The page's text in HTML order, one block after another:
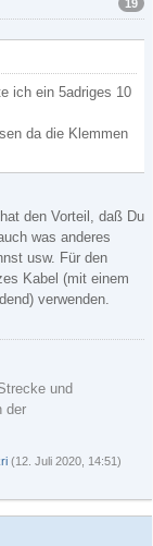
19
ich ein 5adriges 10
da die Klemmen
den Vorteil, daß Du
was anderes
usw. Für den
Kabel (mit einem
verwenden.
und
der
(12. Juli 2020, 14:51 )